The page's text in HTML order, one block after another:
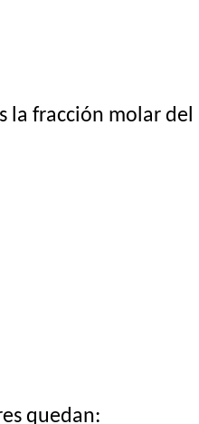
la fracción molar del
quedan: